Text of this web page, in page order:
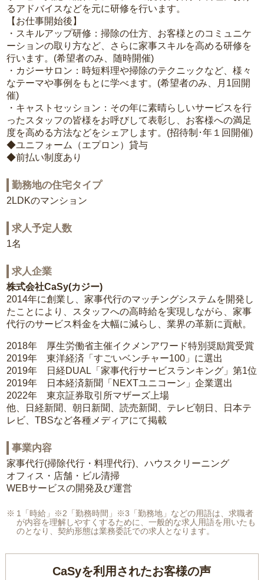
るアドバイスなどを元に研修を行います。
【お仕事開始後】
・スキルアップ研修：掃除の仕方、お客様とのコミュニケ
ーションの取り方など、さらに家事スキルを高める研修を
行います。(希望者のみ、随時開催)
・カジーサロン：時短料理や掃除のテクニックなど、様々
なテーマや事例をもとに学べます。(希望者のみ、月1回開
催)
・キャストセッション：その年に素晴らしいサービスを行
ったスタッフの皆様をお呼びして表彰し、お客様への満足
度を高める方法などをシェアします。(招待制･年１回開催)
◆ユニフォーム（エプロン）貸与
◆前払い制度あり
勤務地の住宅タイプ
2LDKのマンション
求人予定人数
1名
求人企業
株式会社CaSy(カジー)
2014年に創業し、家事代行のマッチングシステムを開発し
たことにより、スタッフへの高時給を実現しながら、家事
代行のサービス料金を大幅に減らし、業界の革新に貢献。
2018年 厚生労働省主催イクメンアワード特別奨励賞受賞
2019年 東洋経済「すごいベンチャー100」に選出
2019年 日経DUAL「家事代行サービスランキング」第1位
2019年 日本経済新聞「NEXTユニコーン」企業選出
2022年 東京証券取引所マザーズ上場
他、日経新聞、朝日新聞、読売新聞、テレビ朝日、日本テ
レビ、TBSなど各種メディアにて掲載
事業内容
家事代行(掃除代行・料理代行)、ハウスクリーニング
オフィス・店舗・ビル清掃
WEBサービスの開発及び運営
1「時給」※2「勤務時間」※3「勤務地」などの用語は、求職者
が内容を理解しやすくするために、一般的な求人用語を用いたも
のとなり、契約形態は業務委託での求人となります。
CaSyを利用されたお客様の声